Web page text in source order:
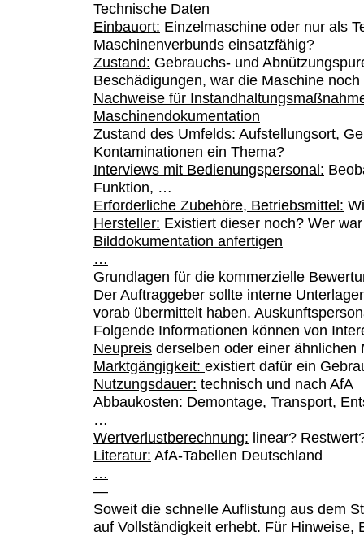
Technische Daten
Einbauort: Einzelmaschine oder nur als
Maschinenverbunds einsatzfähig?
Zustand: Gebrauchs- und
Beschädigungen, war die Maschine
Nachweise für
Maschinendokumentation
Zustand des Umfelds: Aufstellungsort,
Kontaminationen ein Thema?
Interviews mit Bedienungspersonal:
Funktion, …
Erforderliche Zubehöre, Betriebsmittel:
Hersteller: Existiert dieser noch? Wer
Bilddokumentation anfertigen
…
Grundlagen für die kommerzielle
Der Auftraggeber sollte interne
vorab übermittelt haben.
Folgende Informationen können von
Neupreis derselben oder einer ähnlichen
Marktgängigkeit: existiert dafür ein
Nutzungsdauer: technisch und nach AfA
Abbaukosten: Demontage, Transport,
…
Wertverlustberechnung: linear?
Literatur: AfA-Tabellen Deutschland
…
—
Soweit die schnelle Auflistung aus dem
auf Vollständigkeit erhebt. Für Hinweise,